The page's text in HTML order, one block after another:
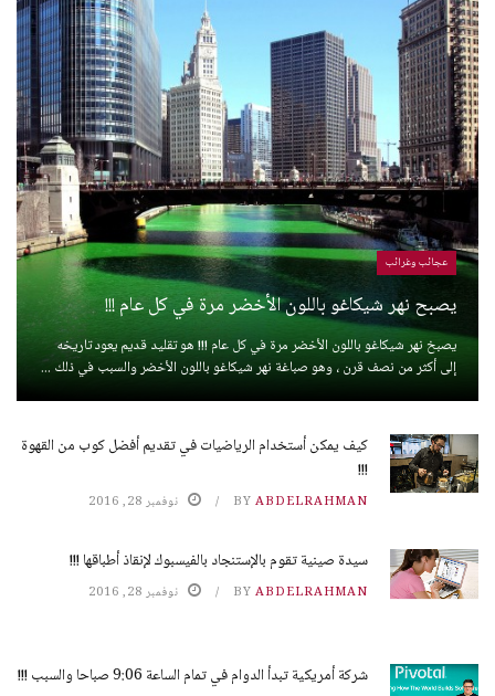
عجائب وغرائب
يصبح نهر شيكاغو باللون الأخضر مرة في كل عام !!!
يصبخ نهر شيكاغو باللون الأخضر مرة في كل عام !!! هو تقليد قديم يعود تاريخه
إلى أكثر من نصف قرن ، وهو صباغة نهر شيكاغو باللون الأخضر والسبب في ذلك ...
كيف يمكن أستخدام الرياضيات في تقديم أفضل كوب من القهوة
!!!
BY ABDELRAHMAN نوفمبر 28, 2016
سيدة صينية تقوم بالإستنجاد بالفيسبوك لإنقاذ أطباقها !!!
BY ABDELRAHMAN نوفمبر 28, 2016
شركة أمريكية تبدأ الدوام في تمام الساعة 9:06 صباحا والسبب !!!